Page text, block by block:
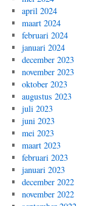
april 2024
maart 2024
februari 2024
januari 2024
december 2023
november 2023
oktober 2023
augustus 2023
juli 2023
juni 2023
mei 2023
maart 2023
februari 2023
januari 2023
december 2022
november 2022